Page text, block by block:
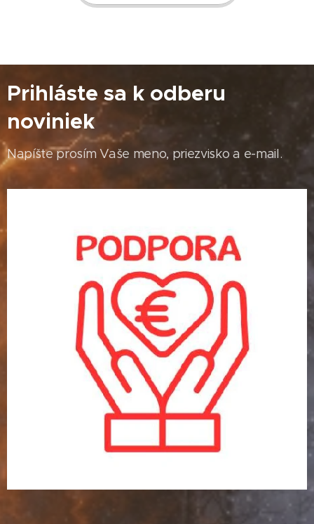
Prihláste sa k odberu
noviniek
Napíšte prosím Vaše meno, priezvisko a e-mail.